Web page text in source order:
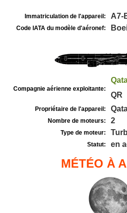
Immatriculation de l'appareil: A7-
Code IATA du modèle d'aéronef:
Compagnie aérienne exploitante:
QR
Propriétaire de l'appareil:
Nombre de moteurs: 2
Type de moteur:
Statut: en
MÉTÉO À